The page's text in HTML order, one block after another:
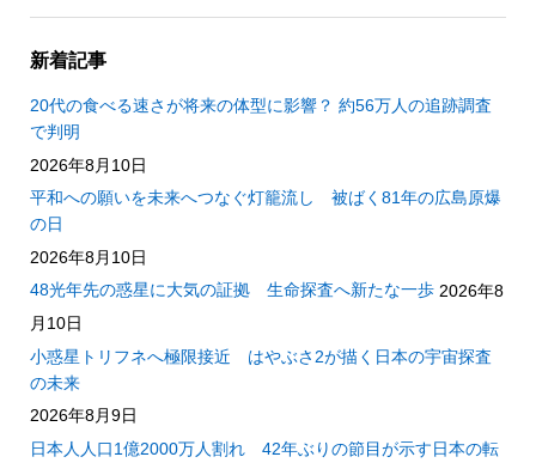
新着記事
20代の食べる速さが将来の体型に影響？ 約56万人の追跡調査
で判明
2026年8月10日
平和への願いを未来へつなぐ灯籠流し 被ばく81年の広島原爆
の日
2026年8月10日
48光年先の惑星に大気の証拠 生命探査へ新たな一歩 2026年8
月10日
小惑星トリフネへ極限接近 はやぶさ2が描く日本の宇宙探査
の未来
2026年8月9日
日本人人口1億2000万人割れ 42年ぶりの節目が示す日本の転